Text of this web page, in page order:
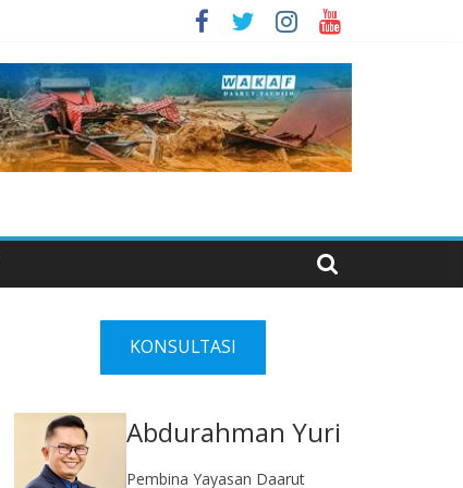
KONSULTASI
Abdurahman Yuri
Pembina Yayasan Daarut